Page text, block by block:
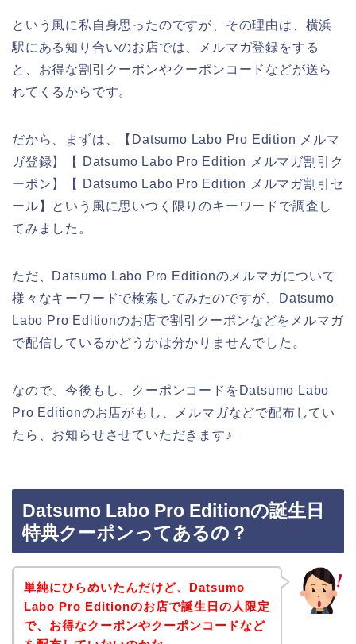
という風に私自身思ったのですが、その理由は、横浜
駅にある知り合いのお店では、メルマガ登録をする
と、お得な割引クーポンやクーポンコードなどが送ら
れてくるからです。
だから、まずは、【Datsumo Labo Pro Edition メルマ
ガ登録】【 Datsumo Labo Pro Edition メルマガ割引ク
ーポン】【 Datsumo Labo Pro Edition メルマガ割引セ
ール】という風に思いつく限りのキーワードで調査し
てみました。
ただ、Datsumo Labo Pro Editionのメルマガについて
様々なキーワードで検索してみたのですが、Datsumo
Labo Pro Editionのお店で割引クーポンなどをメルマガ
で配信しているかどうかは分かりませんでした。
なので、今後もし、クーポンコードをDatsumo Labo
Pro Editionのお店がもし、メルマガなどで配布してい
たら、お知らせさせていただきます♪
Datsumo Labo Pro Editionの誕生日
特典クーポンってあるの？
単純にひらめいたんだけど、Datsumo
Labo Pro Editionのお店で誕生日の人限定
で、お得なクーポンやクーポンコードなど